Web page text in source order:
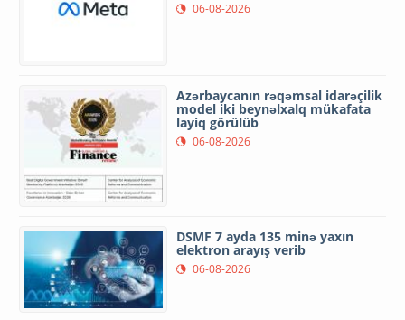
06-08-2026
Azərbaycanın rəqəmsal idarəçilik
model iki beynəlxalq mükafata
layiq görülüb
06-08-2026
DSMF 7 ayda 135 minə yaxın
elektron arayış verib
06-08-2026